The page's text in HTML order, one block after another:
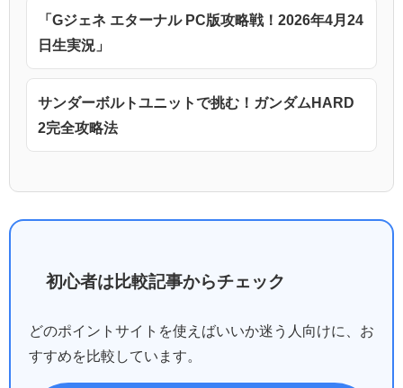
「Gジェネ エターナル PC版攻略戦！2026年4月24
日生実況」
サンダーボルトユニットで挑む！ガンダムHARD
2完全攻略法
初心者は比較記事からチェック
どのポイントサイトを使えばいいか迷う人向けに、お
すすめを比較しています。